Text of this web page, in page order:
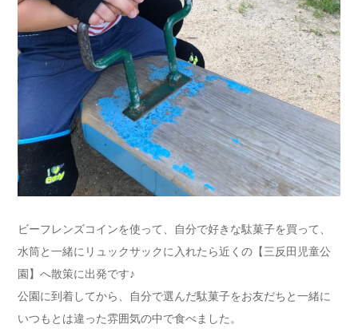
ビーフレンズコインを使って、自分で好きな駄菓子を買って、
水筒と一緒にリュックサックに入れたら近くの【三反田児童公
園】へ散策に出発です♪
公園に到着してから、自分で選んだ駄菓子をお友だちと一緒に
いつもとは違った雰囲気の中で食べました。